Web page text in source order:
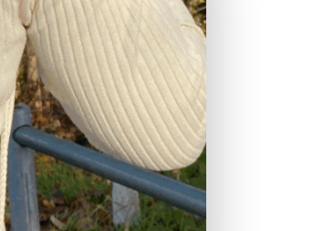
de sport recyclé
au retour
autoroutière! TVA et